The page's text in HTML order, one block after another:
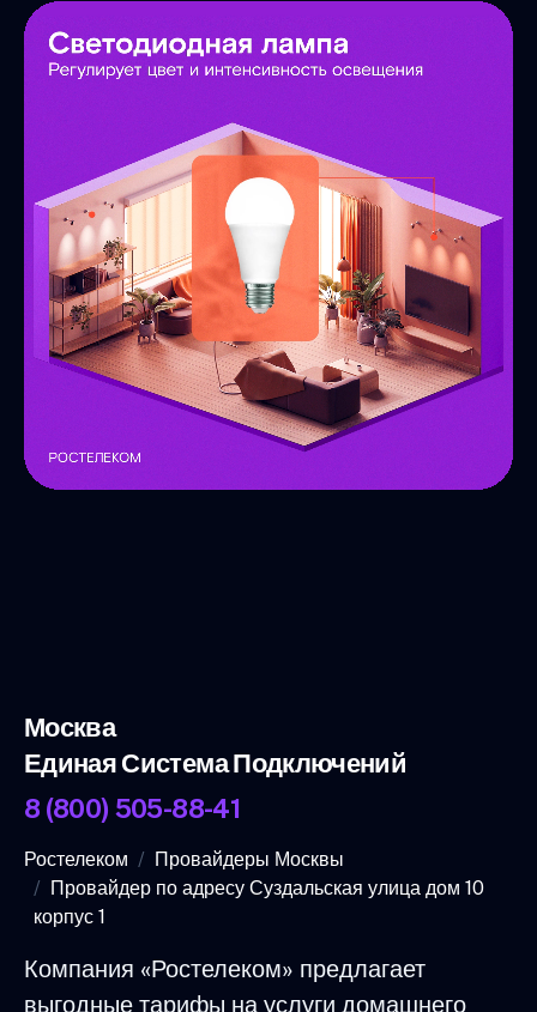
Москва
Единая Система Подключений
8 (800) 505-88-41
Ростелеком
Провайдеры Москвы
Провайдер по адресу Суздальская улица дом 10
корпус 1
Компания «Ростелеком» предлагает
выгодные тарифы на услуги домашнего